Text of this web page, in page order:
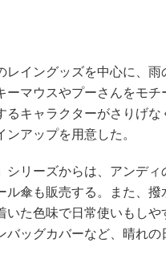
イングッズを中心に、雨
ーマウスやプーさんをモ
るキャラクターがさりげ
アップを用意した。
シリーズからは、アンデ
ル傘も販売する。また、
いた色味で日常使いもし
バッグカバーなど、晴れ